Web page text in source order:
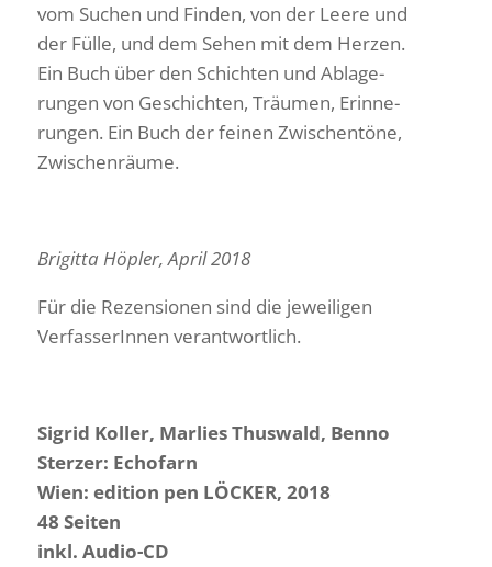
vom Suchen und Finden, von der Leere und
der Fülle, und dem Sehen mit dem Herzen.
Ein Buch über den Schichten und Abla­ge­
rungen von Geschichten, Träumen, Erin­ne­
rungen. Ein Buch der feinen Zwischen­töne,
Zwischenräume.
Brigitta Höpler, April 2018
Für die Rezen­sionen sind die jewei­ligen
Verfas­se­rInnen verantwortlich.
Sigrid Koller, Marlies Thus­wald, Benno
Sterzer: Echofarn
Wien: edition pen LÖCKER, 2018
48 Seiten
inkl. Audio-CD